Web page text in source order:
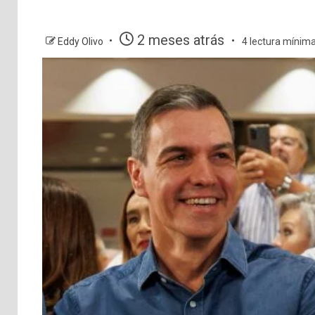
Eddy Olivo 2 meses atrás 4 lectura